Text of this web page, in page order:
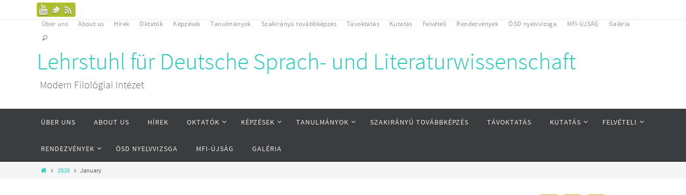
Über uns About us Hírek Oktatók Képzések Tanulmányok Szakirányú továbbképzés Távoktatás Kutatás Felvételi Rendezvények ÖSD nyelvvizsga MFI-ÚJSÁG Galéria
Lehrstuhl für Deutsche Sprach- und Literaturwissenschaft
Modern Filológiai Intézet
ÜBER UNS ABOUT US HÍREK OKTATÓK KÉPZÉSEK TANULMÁNYOK SZAKIRÁNYÚ TOVÁBBKÉPZÉS TÁVOKTATÁS KUTATÁS FELVÉTELI
RENDEZVÉNYEK ÖSD NYELVVIZSGA MFI-ÚJSÁG GALÉRIA
2026 January